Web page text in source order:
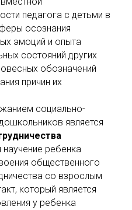
педагога с детьми в
осознания
эмоций и опыта
состояний других
обозначений
причин их
социально-
является
ребенка
общественного
со взрослым
который является
у ребенка